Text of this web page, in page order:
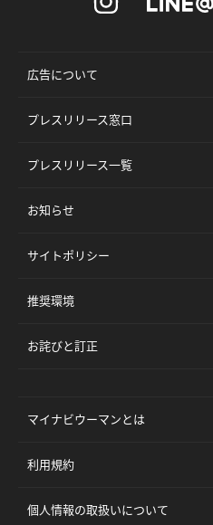
広告について
プレスリリース窓口
プレスリリース一覧
お知らせ
サイトポリシー
推奨環境
お詫びと訂正
マイナビウーマンとは
利用規約
個人情報の取扱いについて